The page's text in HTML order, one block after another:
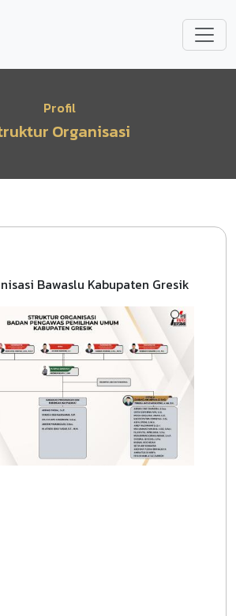
Profil
Organisasi
Bawaslu Kabupaten Gresik